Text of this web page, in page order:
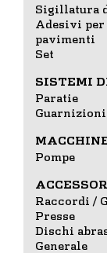
Sigillatura
Adesivi
pavimenti
Set
SISTEMI
Paratie
Pompe
Raccordi /
Presse
Dischi
Generale